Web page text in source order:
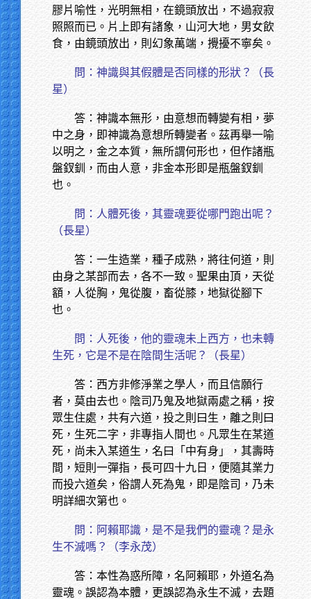
膠片喻性，光明無相，在鏡頭放出，不過寂寂
照照而已。片上即有諸象，山河大地，男女飲
食，由鏡頭放出，則幻象萬端，攪擾不寧矣。
問：神識與其假體是否同樣的形狀？（長
星）
答：神識本無形，由意想而轉變有相，夢
中之身，即神識為意想所轉變者。茲再舉一喻
以明之，金之本質，無所謂何形也，但作諸瓶
盤釵釧，而由人意，非金本形即是瓶盤釵釧
也。
問：人體死後，其靈魂要從哪門跑出呢？
（長星）
答：一生造業，種子成熟，將往何道，則
由身之某部而去，各不一致。聖果由頂，天從
額，人從胸，鬼從腹，畜從膝，地獄從腳下
也。
問：人死後，他的靈魂未上西方，也未轉
生死，它是不是在陰間生活呢？（長星）
答：西方非修淨業之學人，而且信願行
者，莫由去也。陰司乃鬼及地獄兩處之稱，按
眾生住處，共有六道，投之則曰生，離之則曰
死，生死二字，非專指人間也。凡眾生在某道
死，尚未入某道生，名曰「中有身」，其壽時
間，短則一彈指，長可四十九日，便隨其業力
而投六道矣，俗謂人死為鬼，即是陰司，乃未
明詳細次第也。
問：阿賴耶識，是不是我們的靈魂？是永
生不滅嗎？（李永茂）
答：本性為惑所障，名阿賴耶，外道名為
靈魂。誤認為本體，更誤認為永生不滅，去題